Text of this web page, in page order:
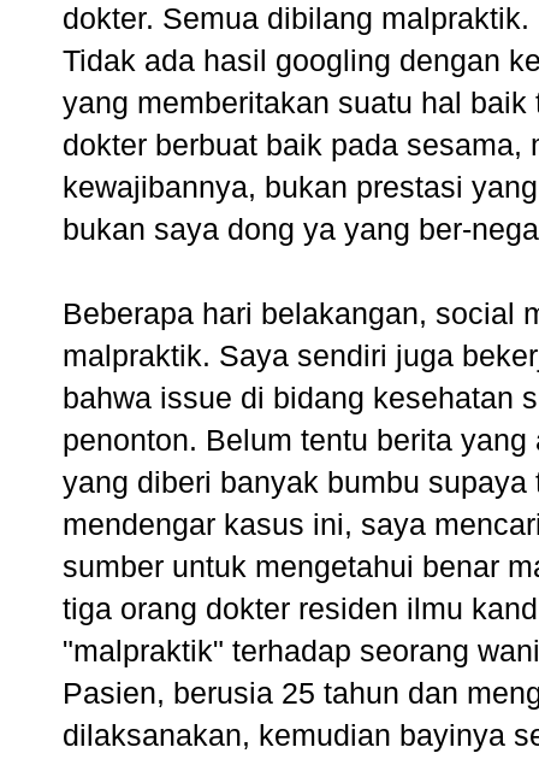
dokter. Semua dibilang
Tidak ada hasil googling dengan
yang memberitakan suatu hal
dokter berbuat baik pada
kewajibannya, bukan prestasi
bukan saya dong ya yang ber-
Beberapa hari belakangan, social
malpraktik. Saya sendiri juga
bahwa issue di bidang kesehatan
penonton. Belum tentu berita
yang diberi banyak bumbu
mendengar kasus ini, saya
sumber untuk mengetahui benar
tiga orang dokter residen ilmu
"malpraktik" terhadap seorang
Pasien, berusia 25 tahun dan
dilaksanakan, kemudian bayinya